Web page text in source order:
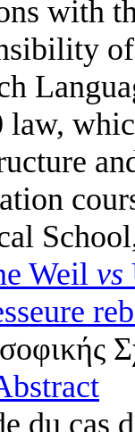
with
law,
Weil vs
du cas